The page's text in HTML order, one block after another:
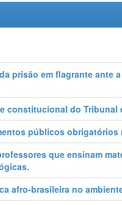
prisão em flagrante ante
constitucional do
públicos
que ensinam
afro-brasileira no